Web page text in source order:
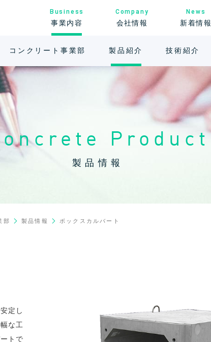
Business
事業内容
Company
会社情報
News
新着情報
コンクリート事業部 製品紹介 技術紹介
Product
製品情報
部 製品情報 ボックスカルバート
定し
な工
トで